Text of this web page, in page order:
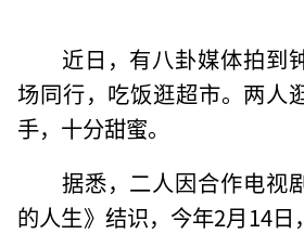
近日，有八卦媒体拍到
场同行，吃饭逛超市。两人
手，十分甜蜜。
据悉，二人因合作电视
的人生》结识，今年2月14日